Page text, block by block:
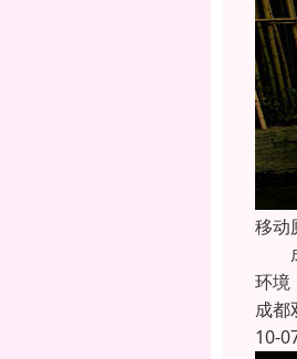
移动
成
环境
成都
10-